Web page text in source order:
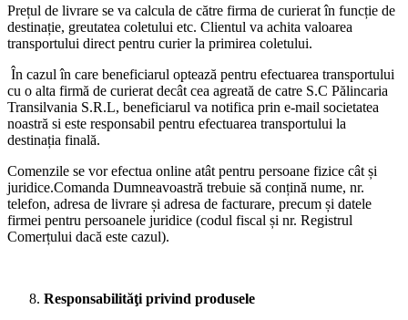
Prețul de livrare se va calcula de către firma de curierat în funcție de
destinație, greutatea coletului etc. Clientul va achita valoarea
transportului direct pentru curier la primirea coletului.
În cazul în care beneficiarul optează pentru efectuarea transportului
cu o alta firmă de curierat decât cea agreată de catre S.C Pălincaria
Transilvania S.R.L, beneficiarul va notifica prin e-mail societatea
noastră si este responsabil pentru efectuarea transportului la
destinația finală.
Comenzile se vor efectua online atât pentru persoane fizice cât și
juridice.Comanda Dumneavoastră trebuie să conțină nume, nr.
telefon, adresa de livrare și adresa de facturare, precum și datele
firmei pentru persoanele juridice (codul fiscal și nr. Registrul
Comerțului dacă este cazul).
Responsabilităţi privind produsele